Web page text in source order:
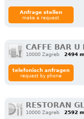
Anfrage stellen
make a request
CAFFE BAR U
10000 Zagreb 2494 m
telefonisch anfragen
request by phone
RESTORAN
10000 Zagreb 2592 m